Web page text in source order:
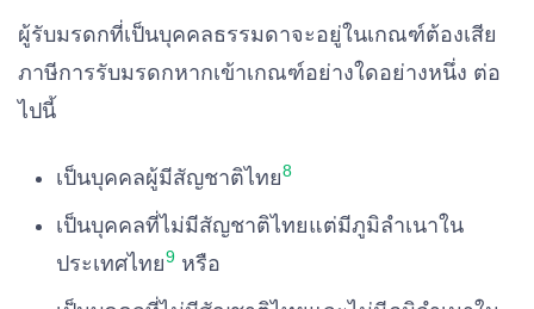
ผู้รับมรดกที่เป็นบุคคลธรรมดาจะอยู่ในเกณฑ์ต้องเสีย
ภาษีการรับมรดกหากเข้าเกณฑ์อย่างใดอย่างหนึ่ง ต่อ
ไปนี้
เป็นบุคคลผู้มีสัญชาติไทย8
เป็นบุคคลที่ไม่มีสัญชาติไทยแต่มีภูมิลำเนาใน
ประเทศไทย9 หรือ